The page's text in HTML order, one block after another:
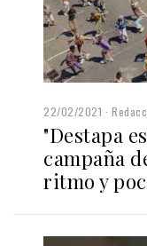
22/02/2021
"Destapa
campaña
ritmo y